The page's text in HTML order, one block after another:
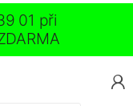
01 při